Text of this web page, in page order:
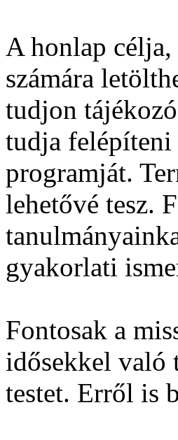
A honlap
számára
tudjon
tudja felépíteni
programját.
lehetővé tesz.
gyakorlati
Fontosak a
idősekkel való
testet. Erről is